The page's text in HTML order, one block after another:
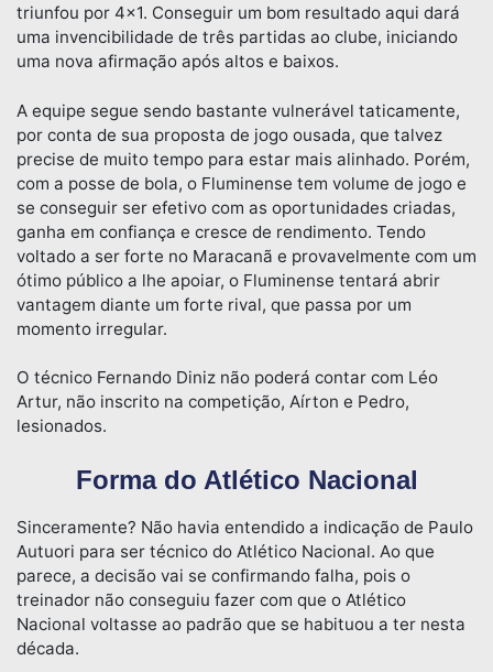
triunfou por 4×1. Conseguir um bom resultado aqui dará
uma invencibilidade de três partidas ao clube, iniciando
uma nova afirmação após altos e baixos.
A equipe segue sendo bastante vulnerável taticamente,
por conta de sua proposta de jogo ousada, que talvez
precise de muito tempo para estar mais alinhado. Porém,
com a posse de bola, o Fluminense tem volume de jogo e
se conseguir ser efetivo com as oportunidades criadas,
ganha em confiança e cresce de rendimento. Tendo
voltado a ser forte no Maracanã e provavelmente com um
ótimo público a lhe apoiar, o Fluminense tentará abrir
vantagem diante um forte rival, que passa por um
momento irregular.
O técnico Fernando Diniz não poderá contar com Léo
Artur, não inscrito na competição, Aírton e Pedro,
lesionados.
Forma do Atlético Nacional
Sinceramente? Não havia entendido a indicação de Paulo
Autuori para ser técnico do Atlético Nacional. Ao que
parece, a decisão vai se confirmando falha, pois o
treinador não conseguiu fazer com que o Atlético
Nacional voltasse ao padrão que se habituou a ter nesta
década.